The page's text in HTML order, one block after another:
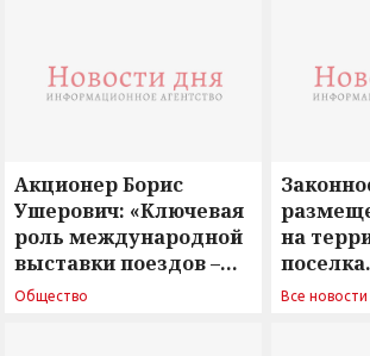
Акционер Борис
Ушерович: «Ключевая
роль международной
выставки поездов –
поиск ответов на
Общество
на
поселка
Все новости